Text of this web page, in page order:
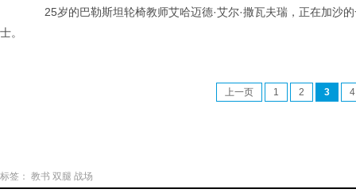
25岁的巴勒斯坦轮椅教师艾哈迈德·艾尔·撒瓦夫瑞，正在加沙
士。
上一页 1 2 3 4
标签： 教书 双腿 战场